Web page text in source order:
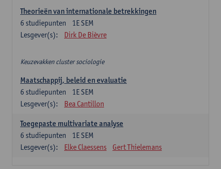
Theorieën van internationale betrekkingen
1E SEM
6 studiepunten
Lesgever(s):
Dirk De Bièvre
Keuzevakken cluster sociologie
Maatschappij, beleid en evaluatie
1E SEM
6 studiepunten
Lesgever(s):
Bea Cantillon
Toegepaste multivariate analyse
1E SEM
6 studiepunten
Lesgever(s):
Elke Claessens Gert Thielemans